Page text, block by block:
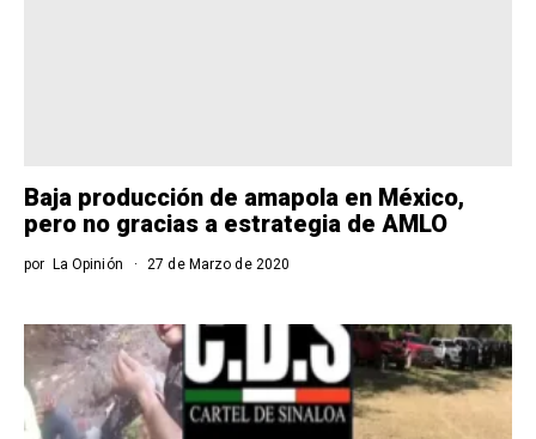
Baja producción de amapola en México,
pero no gracias a estrategia de AMLO
por La Opinión 27 de Marzo de 2020